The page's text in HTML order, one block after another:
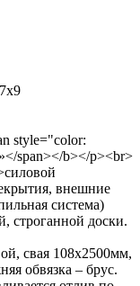
style="color:
span></b></p><br>
внешние
система)
строганной доски.
свая 108х2500мм,
обвязка – брус.